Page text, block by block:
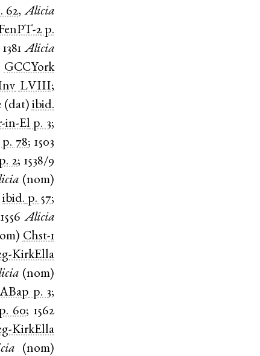
62, Alicia
2 p.
1381 Alicia
GCCYork
LVIII;
(dat) ibid.
in-El p. 3;
p. 78; 1503
p. 2; 1538/9
(nom)
ibid. p. 57;
1556 Alicia
) Chst-1
KirkElla
(nom)
p. 3;
p. 60; 1562
KirkElla
(nom)